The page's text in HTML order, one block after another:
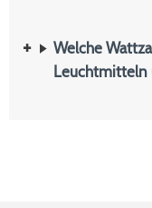
Welche
Leuchtmitteln